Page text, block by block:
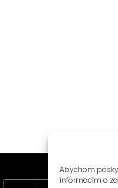
Abychom
informacím o